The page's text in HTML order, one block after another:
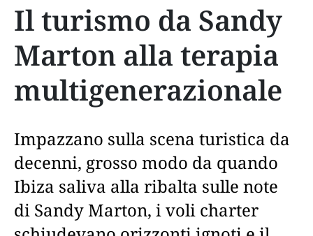
Il turismo da Sandy
Marton alla terapia
multigenerazionale
Impazzano sulla scena turistica da
decenni, grosso modo da quando
Ibiza saliva alla ribalta sulle note
di Sandy Marton, i voli charter